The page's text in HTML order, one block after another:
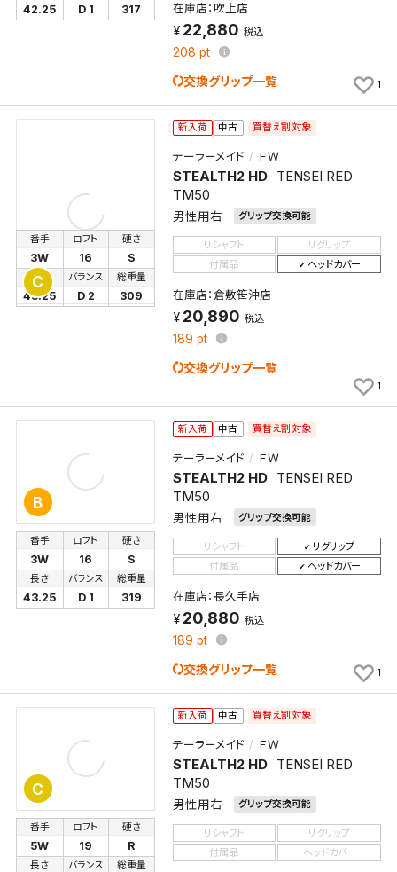
42.25 D 1 317 在庫店：吹上店
22,880 税込
208 pt
交換グリップ一覧 1
C
新入荷 中古 買替え割対象
テーラーメイド ＦＷ
STEALTH2 HD
TENSEI RED
TM50
男性用右 グリップ交換可能
番手
3W
ロフト
16
硬さ
S
長さ
43.25
バランス
D 2
総重量
309
リシャフト
リグリップ
付属品
ヘッドカバー
在庫店：倉敷笹沖店
20,890 税込
189 pt
交換グリップ一覧
1
B
新入荷 中古 買替え割対象
テーラーメイド ＦＷ
STEALTH2 HD
TENSEI RED
TM50
男性用右 グリップ交換可能
番手
3W
ロフト
16
硬さ
S
長さ
43.25
バランス
D 1
総重量
319
リシャフト
リグリップ
付属品
ヘッドカバー
在庫店：長久手店
20,880 税込
189 pt
交換グリップ一覧 1
C
新入荷 中古 買替え割対象
テーラーメイド ＦＷ
STEALTH2 HD
TENSEI RED
TM50
男性用右 グリップ交換可能
番手
5W
ロフト
19
硬さ
R
長さ バランス 総重量
リシャフト
リグリップ
付属品
ヘッドカバー